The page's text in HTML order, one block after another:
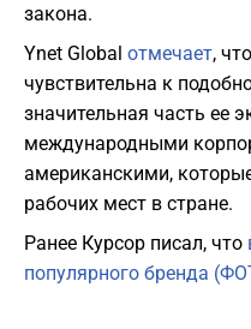
закона.
Ynet Global отмечает,
чувствительна к
значительная часть ее
международными
американскими,
рабочих мест в стране.
Ранее Курсор писал, что
популярного бренда